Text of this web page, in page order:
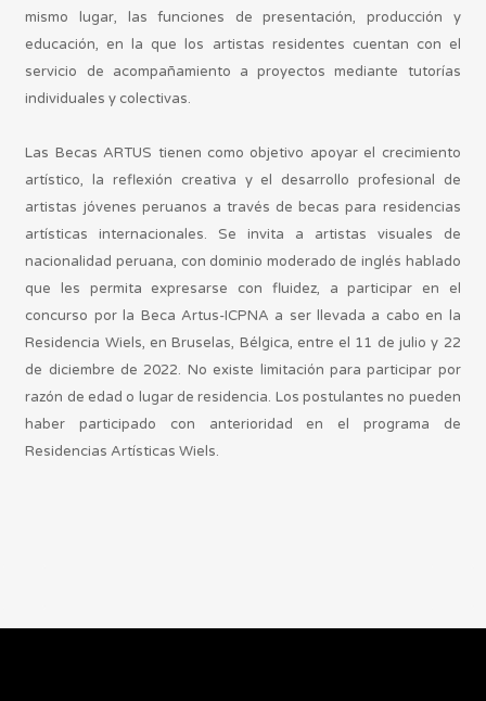
mismo lugar, las funciones de presentación, producción y
educación, en la que los artistas residentes cuentan con el
servicio de acompañamiento a proyectos mediante tutorías
individuales y colectivas.
Las Becas ARTUS tienen como objetivo apoyar el crecimiento
artístico, la reflexión creativa y el desarrollo profesional de
artistas jóvenes peruanos a través de becas para residencias
artísticas internacionales. Se invita a artistas visuales de
nacionalidad peruana, con dominio moderado de inglés hablado
que les permita expresarse con fluidez, a participar en el
concurso por la Beca Artus-ICPNA a ser llevada a cabo en la
Residencia Wiels, en Bruselas, Bélgica, entre el 11 de julio y 22
de diciembre de 2022. No existe limitación para participar por
razón de edad o lugar de residencia. Los postulantes no pueden
haber participado con anterioridad en el programa de
Residencias Artísticas Wiels.